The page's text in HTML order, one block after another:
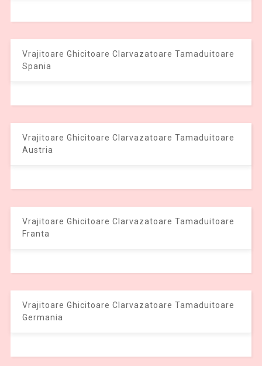
Vrajitoare Ghicitoare Clarvazatoare Tamaduitoare
Spania
Vrajitoare Ghicitoare Clarvazatoare Tamaduitoare
Austria
Vrajitoare Ghicitoare Clarvazatoare Tamaduitoare
Franta
Vrajitoare Ghicitoare Clarvazatoare Tamaduitoare
Germania